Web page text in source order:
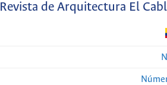
Revista de Arquitectura El